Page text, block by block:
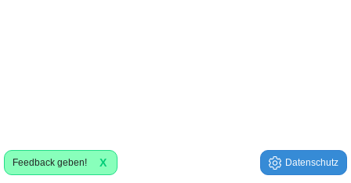
Feedback geben! X Datenschutz